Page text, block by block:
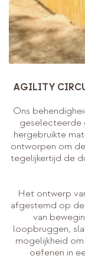
AGILITY
Ons
geselecteerde
hergebruikte
ontworpen om
tegelijkertijd de
Het ontwerp
afgestemd op
van
loopbruggen,
mogelijkheid
oefenen in